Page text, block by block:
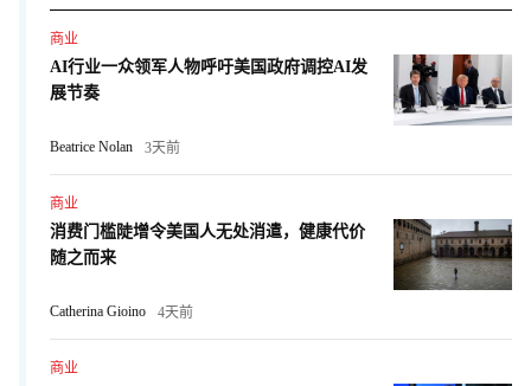
商业
AI行业一众领军人物呼吁美国政府调控AI发
展节奏
Beatrice Nolan 3天前
商业
消费门槛陡增令美国人无处消遣，健康代价
随之而来
Catherina Gioino 4天前
商业